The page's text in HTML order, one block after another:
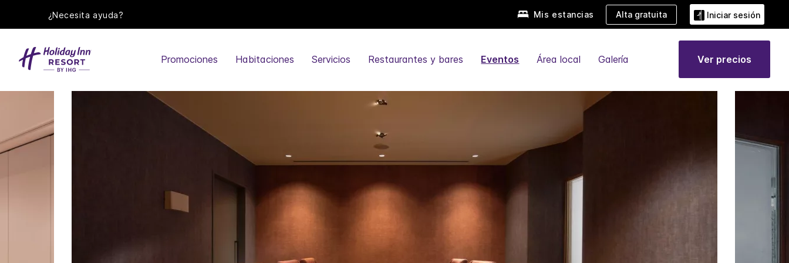
¿Necesita ayuda? Mis estancias Alta gratuita Iniciar sesión
Promociones Habitaciones Servicios Restaurantes y bares Eventos Área local Galería Ver precios